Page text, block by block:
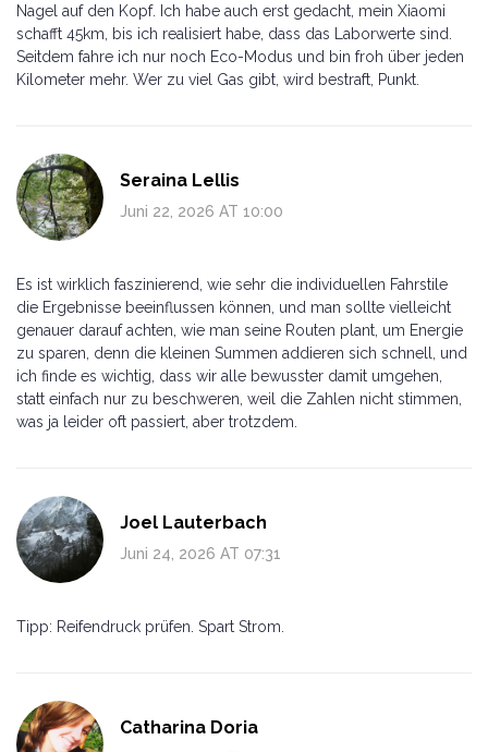
Nagel auf den Kopf. Ich habe auch erst gedacht, mein Xiaomi
schafft 45km, bis ich realisiert habe, dass das Laborwerte sind.
Seitdem fahre ich nur noch Eco-Modus und bin froh über jeden
Kilometer mehr. Wer zu viel Gas gibt, wird bestraft, Punkt.
Seraina Lellis
Juni 22, 2026 AT 10:00
Es ist wirklich faszinierend, wie sehr die individuellen Fahrstile
die Ergebnisse beeinflussen können, und man sollte vielleicht
genauer darauf achten, wie man seine Routen plant, um Energie
zu sparen, denn die kleinen Summen addieren sich schnell, und
ich finde es wichtig, dass wir alle bewusster damit umgehen,
statt einfach nur zu beschweren, weil die Zahlen nicht stimmen,
was ja leider oft passiert, aber trotzdem.
Joel Lauterbach
Juni 24, 2026 AT 07:31
Tipp: Reifendruck prüfen. Spart Strom.
Catharina Doria